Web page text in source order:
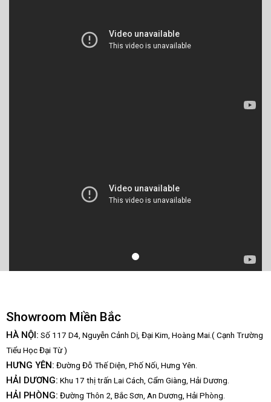
Showroom Miền Bắc
HÀ NỘI: Số 117 D4, Nguyễn Cảnh Dị, Đại Kim, Hoàng Mai.( Cạnh Trường
Tiểu Học Đại Từ )
HƯNG YÊN: Đường Đỗ Thế Diện, Phố Nối, Hưng Yên.
HẢI DƯƠNG: Khu 17 thị trấn Lai Cách, Cẩm Giàng, Hải Dương.
HẢI PHÒNG: Đường Thôn 2, Bắc Sơn, An Dương, Hải Phòng.